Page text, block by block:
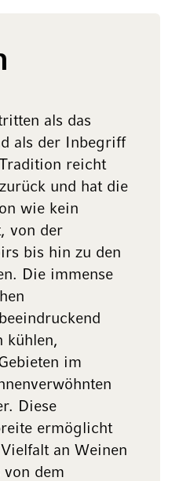
als das
als der Inbegriff
reicht
und hat die
wie kein
von der
bis hin zu den
Die immense
kühlen,
im
Diese
ermöglicht
an Weinen
von dem